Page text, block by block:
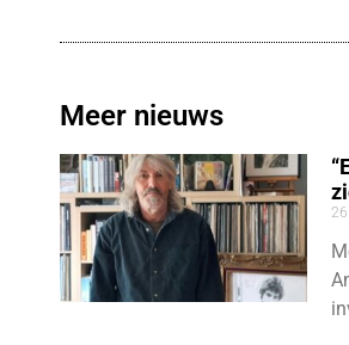
Meer nieuws